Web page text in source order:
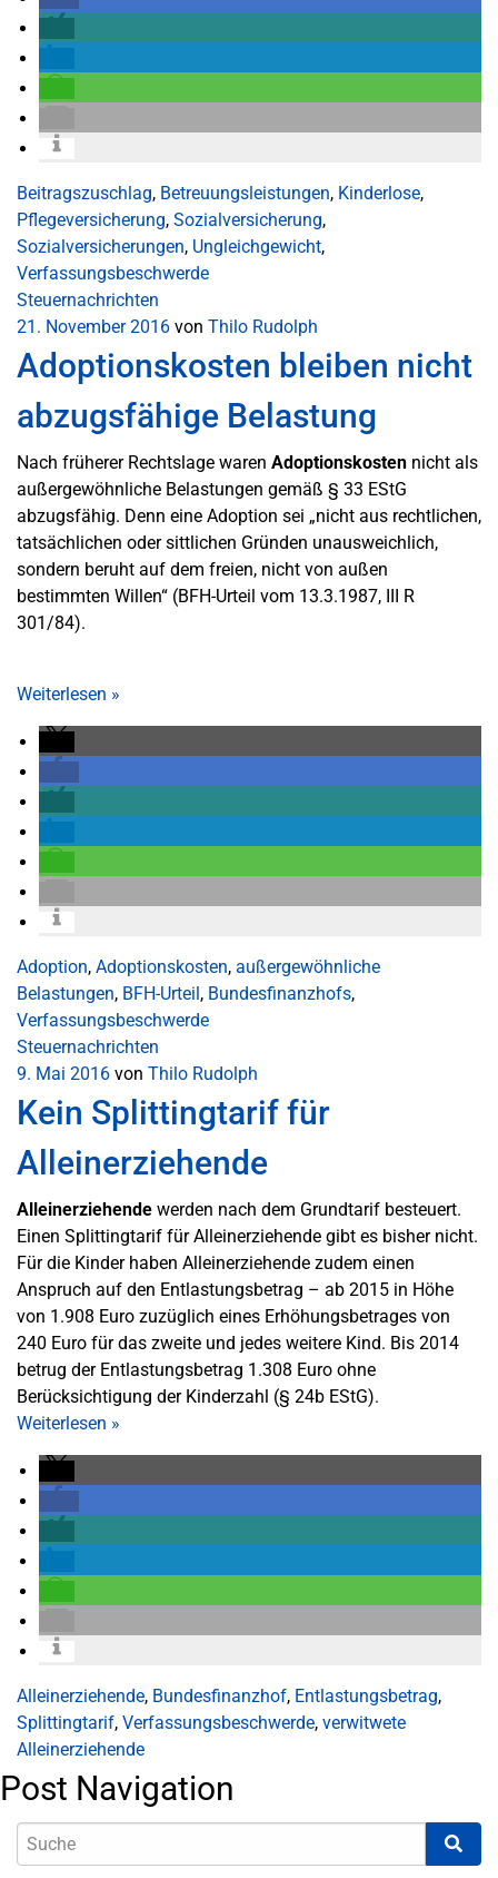
Beitragszuschlag, Betreuungsleistungen, Kinderlose,
Pflegeversicherung, Sozialversicherung,
Sozialversicherungen, Ungleichgewicht,
Verfassungsbeschwerde
Steuernachrichten
21. November 2016 von Thilo Rudolph
Adoptionskosten bleiben nicht
abzugsfähige Belastung
Nach früherer Rechtslage waren Adoptionskosten nicht als
außergewöhnliche Belastungen gemäß § 33 EStG
abzugsfähig. Denn eine Adoption sei „nicht aus rechtlichen,
tatsächlichen oder sittlichen Gründen unausweichlich,
sondern beruht auf dem freien, nicht von außen
bestimmten Willen“ (BFH-Urteil vom 13.3.1987, III R
301/84).
Weiterlesen »
Adoption, Adoptionskosten, außergewöhnliche
Belastungen, BFH-Urteil, Bundesfinanzhofs,
Verfassungsbeschwerde
Steuernachrichten
9. Mai 2016 von Thilo Rudolph
Kein Splittingtarif für
Alleinerziehende
Alleinerziehende werden nach dem Grundtarif besteuert.
Einen Splittingtarif für Alleinerziehende gibt es bisher nicht.
Für die Kinder haben Alleinerziehende zudem einen
Anspruch auf den Entlastungsbetrag – ab 2015 in Höhe
von 1.908 Euro zuzüglich eines Erhöhungsbetrages von
240 Euro für das zweite und jedes weitere Kind. Bis 2014
betrug der Entlastungsbetrag 1.308 Euro ohne
Berücksichtigung der Kinderzahl (§ 24b EStG).
Weiterlesen »
Alleinerziehende, Bundesfinanzhof, Entlastungsbetrag,
Splittingtarif, Verfassungsbeschwerde, verwitwete
Alleinerziehende
Post Navigation